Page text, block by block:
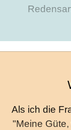
Als ich die
"Meine